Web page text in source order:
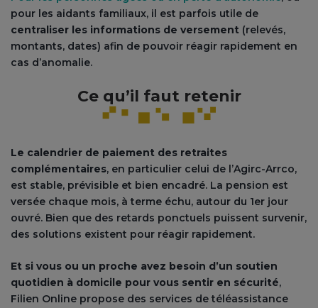
pour les aidants familiaux, il est parfois utile de
centraliser les informations de versement (relevés,
montants, dates) afin de pouvoir réagir rapidement en
cas d’anomalie.
Ce qu’il faut retenir
Le calendrier de paiement des retraites
complémentaires, en particulier celui de l’Agirc-Arrco,
est stable, prévisible et bien encadré. La pension est
versée chaque mois, à terme échu, autour du 1er jour
ouvré. Bien que des retards ponctuels puissent survenir,
des solutions existent pour réagir rapidement.
Et si vous ou un proche avez besoin d’un soutien
quotidien à domicile pour vous sentir en sécurité,
Filien Online propose des services de téléassistance